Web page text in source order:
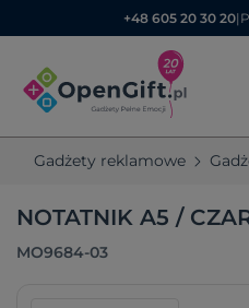
+48 605 20 30 20|
Gadżety reklamowe
NOTATNIK A5 /
MO9684-03